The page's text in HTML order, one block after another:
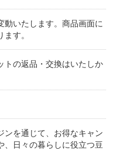
で様々な職種を経験
ウィルス対策ソフト
調査会社のリサーチ
１年１２月、国内音
部へ転職し、海外営
った主人(日本人)と
動いたします。商品画面に
す。
トの返品・交換はいたしか
ンを通じて、お得なキャン
、日々の暮らしに役立つ豆